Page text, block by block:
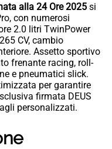
alla 24 Ore 2025 si
con numerosi
2.0 litri TwinPower
CV, cambio
Assetto sportivo
frenante racing, roll-
e pneumatici slick.
per garantire
firmata DEUS
personalizzati.